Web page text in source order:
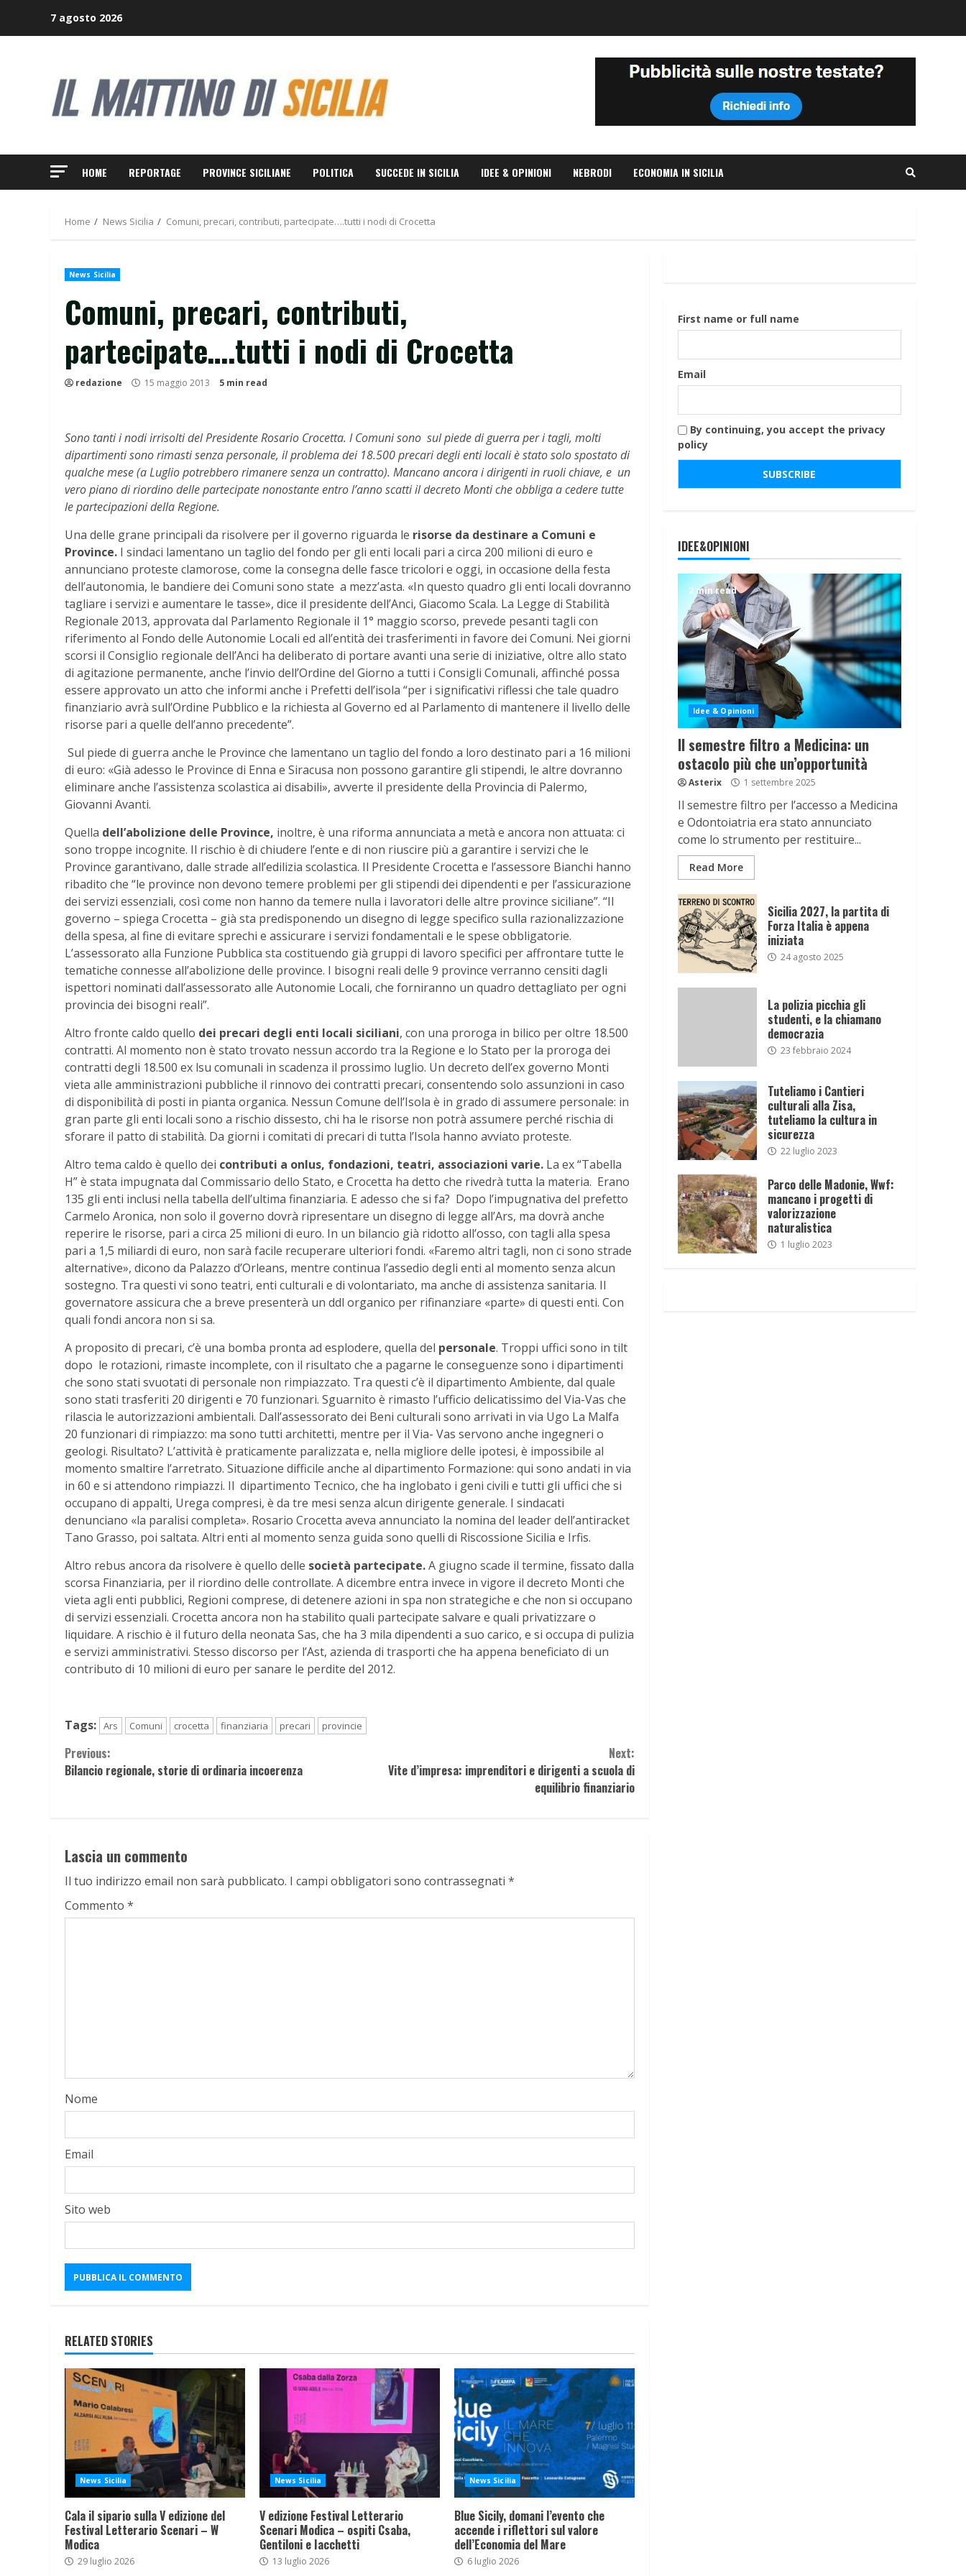
7 agosto 2026
HOME REPORTAGE PROVINCE SICILIANE POLITICA SUCCEDE IN SICILIA IDEE & OPINIONI NEBRODI ECONOMIA IN SICILIA
Home News Sicilia Comuni, precari, contributi, partecipate….tutti i nodi di Crocetta
News Sicilia
Comuni, precari, contributi,
partecipate….tutti i nodi di Crocetta
redazione 15 maggio 2013 5 min read
Sono tanti i nodi irrisolti del Presidente Rosario Crocetta. I Comuni sono sul piede di guerra per i tagli, molti
dipartimenti sono rimasti senza personale, il problema dei 18.500 precari degli enti locali è stato solo spostato di
qualche mese (a Luglio potrebbero rimanere senza un contratto). Mancano ancora i dirigenti in ruoli chiave, e un
vero piano di riordino delle partecipate nonostante entro l’anno scatti il decreto Monti che obbliga a cedere tutte
le partecipazioni della Regione.
Una delle grane principali da risolvere per il governo riguarda le risorse da destinare a Comuni e
Province. I sindaci lamentano un taglio del fondo per gli enti locali pari a circa 200 milioni di euro e
annunciano proteste clamorose, come la consegna delle fasce tricolori e oggi, in occasione della festa
dell’autonomia, le bandiere dei Comuni sono state a mezz’asta. «In questo quadro gli enti locali dovranno
tagliare i servizi e aumentare le tasse», dice il presidente dell’Anci, Giacomo Scala. La Legge di Stabilità
Regionale 2013, approvata dal Parlamento Regionale il 1° maggio scorso, prevede pesanti tagli con
riferimento al Fondo delle Autonomie Locali ed all’entità dei trasferimenti in favore dei Comuni. Nei giorni
scorsi il Consiglio regionale dell’Anci ha deliberato di portare avanti una serie di iniziative, oltre allo stato
di agitazione permanente, anche l’invio dell’Ordine del Giorno a tutti i Consigli Comunali, affinché possa
essere approvato un atto che informi anche i Prefetti dell’isola “per i significativi riflessi che tale quadro
finanziario avrà sull’Ordine Pubblico e la richiesta al Governo ed al Parlamento di mantenere il livello delle
risorse pari a quelle dell’anno precedente”.
Sul piede di guerra anche le Province che lamentano un taglio del fondo a loro destinato pari a 16 milioni
di euro: «Già adesso le Province di Enna e Siracusa non possono garantire gli stipendi, le altre dovranno
eliminare anche l’assistenza scolastica ai disabili», avverte il presidente della Provincia di Palermo,
Giovanni Avanti.
Quella dell’abolizione delle Province, inoltre, è una riforma annunciata a metà e ancora non attuata: ci
sono troppe incognite. Il rischio è di chiudere l’ente e di non riuscire più a garantire i servizi che le
Province garantivano, dalle strade all’edilizia scolastica. Il Presidente Crocetta e l’assessore Bianchi hanno
ribadito che “le province non devono temere problemi per gli stipendi dei dipendenti e per l’assicurazione
dei servizi essenziali, così come non hanno da temere nulla i lavoratori delle altre province siciliane”. “Il
governo – spiega Crocetta – già sta predisponendo un disegno di legge specifico sulla razionalizzazione
della spesa, al fine di evitare sprechi e assicurare i servizi fondamentali e le spese obbligatorie.
L’assessorato alla Funzione Pubblica sta costituendo già gruppi di lavoro specifici per affrontare tutte le
tematiche connesse all’abolizione delle province. I bisogni reali delle 9 province verranno censiti dagli
ispettori nominati dall’assessorato alle Autonomie Locali, che forniranno un quadro dettagliato per ogni
provincia dei bisogni reali”.
Altro fronte caldo quello dei precari degli enti locali siciliani, con una proroga in bilico per oltre 18.500
contratti. Al momento non è stato trovato nessun accordo tra la Regione e lo Stato per la proroga dei
contratti degli 18.500 ex lsu comunali in scadenza il prossimo luglio. Un decreto dell’ex governo Monti
vieta alle amministrazioni pubbliche il rinnovo dei contratti precari, consentendo solo assunzioni in caso
di disponibilità di posti in pianta organica. Nessun Comune dell’Isola è in grado di assumere personale: in
gran parte gli enti locali sono a rischio dissesto, chi ha le risorse non potrà assumere perché rischia di
sforare il patto di stabilità. Da giorni i comitati di precari di tutta l’Isola hanno avviato proteste.
Altro tema caldo è quello dei contributi a onlus, fondazioni, teatri, associazioni varie. La ex “Tabella
H” è stata impugnata dal Commissario dello Stato, e Crocetta ha detto che rivedrà tutta la materia. Erano
135 gli enti inclusi nella tabella dell’ultima finanziaria. E adesso che si fa? Dopo l’impugnativa del prefetto
Carmelo Aronica, non solo il governo dovrà ripresentare un disegno di legge all’Ars, ma dovrà anche
reperire le risorse, pari a circa 25 milioni di euro. In un bilancio già ridotto all’osso, con tagli alla spesa
pari a 1,5 miliardi di euro, non sarà facile recuperare ulteriori fondi. «Faremo altri tagli, non ci sono strade
alternative», dicono da Palazzo d’Orleans, mentre continua l’assedio degli enti al momento senza alcun
sostegno. Tra questi vi sono teatri, enti culturali e di volontariato, ma anche di assistenza sanitaria. Il
governatore assicura che a breve presenterà un ddl organico per rifinanziare «parte» di questi enti. Con
quali fondi ancora non si sa.
A proposito di precari, c’è una bomba pronta ad esplodere, quella del personale. Troppi uffici sono in tilt
dopo le rotazioni, rimaste incomplete, con il risultato che a pagarne le conseguenze sono i dipartimenti
che sono stati svuotati di personale non rimpiazzato. Tra questi c’è il dipartimento Ambiente, dal quale
sono stati trasferiti 20 dirigenti e 70 funzionari. Sguarnito è rimasto l’ufficio delicatissimo del Via-Vas che
rilascia le autorizzazioni ambientali. Dall’assessorato dei Beni culturali sono arrivati in via Ugo La Malfa
20 funzionari di rimpiazzo: ma sono tutti architetti, mentre per il Via- Vas servono anche ingegneri o
geologi. Risultato? L’attività è praticamente paralizzata e, nella migliore delle ipotesi, è impossibile al
momento smaltire l’arretrato. Situazione difficile anche al dipartimento Formazione: qui sono andati in via
in 60 e si attendono rimpiazzi. Il dipartimento Tecnico, che ha inglobato i geni civili e tutti gli uffici che si
occupano di appalti, Urega compresi, è da tre mesi senza alcun dirigente generale. I sindacati
denunciano «la paralisi completa». Rosario Crocetta aveva annunciato la nomina del leader dell’antiracket
Tano Grasso, poi saltata. Altri enti al momento senza guida sono quelli di Riscossione Sicilia e Irfis.
Altro rebus ancora da risolvere è quello delle società partecipate.A giugno scade il termine, fissato dalla
scorsa Finanziaria, per il riordino delle controllate. A dicembre entra invece in vigore il decreto Monti che
vieta agli enti pubblici, Regioni comprese, di detenere azioni in spa non strategiche e che non si occupano
di servizi essenziali. Crocetta ancora non ha stabilito quali partecipate salvare e quali privatizzare o
liquidare. A rischio è il futuro della neonata Sas, che ha 3 mila dipendenti a suo carico, e si occupa di pulizia
e servizi amministrativi. Stesso discorso per l’Ast, azienda di trasporti che ha appena beneficiato di un
contributo di 10 milioni di euro per sanare le perdite del 2012.
Tags: Ars Comuni crocetta finanziaria precari provincie
Continue
Reading
Previous:
Bilancio regionale, storie di ordinaria incoerenza
Next:
Vite d’impresa: imprenditori e dirigenti a scuola di
equilibrio finanziario
Lascia un commento
Il tuo indirizzo email non sarà pubblicato. I campi obbligatori sono contrassegnati *
Commento *
Nome
Email
Sito web
RELATED STORIES
News Sicilia
Cala il sipario sulla V edizione del
Festival Letterario Scenari – W
Modica
29 luglio 2026
News Sicilia
V edizione Festival Letterario
Scenari Modica – ospiti Csaba,
Gentiloni e Iacchetti
13 luglio 2026
News Sicilia
Blue Sicily, domani l’evento che
accende i riflettori sul valore
dell’Economia del Mare
6 luglio 2026
First name or full name
Email
By continuing, you accept the privacy
policy
IDEE&OPINIONI
2 min read
Idee & Opinioni
Il semestre filtro a Medicina: un
ostacolo più che un’opportunità
Asterix 1 settembre 2025
Il semestre filtro per l’accesso a Medicina
e Odontoiatria era stato annunciato
come lo strumento per restituire...
Read More
Sicilia 2027, la partita di
Forza Italia è appena
iniziata
24 agosto 2025
La polizia picchia gli
studenti, e la chiamano
democrazia
23 febbraio 2024
Tuteliamo i Cantieri
culturali alla Zisa,
tuteliamo la cultura in
sicurezza
22 luglio 2023
Parco delle Madonie, Wwf:
mancano i progetti di
valorizzazione
naturalistica
1 luglio 2023